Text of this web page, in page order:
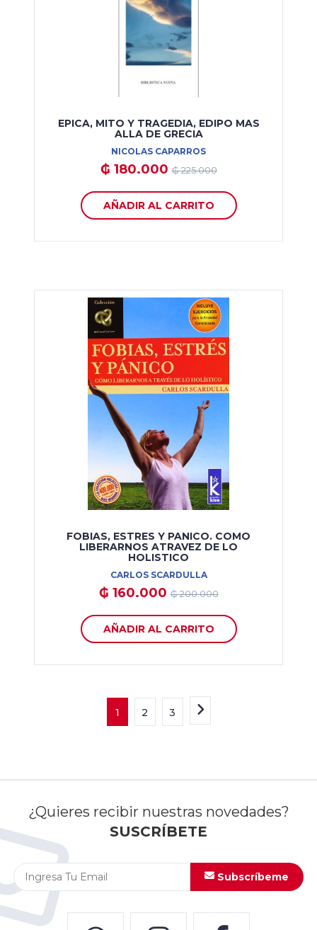
EPICA, MITO Y TRAGEDIA, EDIPO MAS
ALLA DE GRECIA
NICOLAS CAPARROS
₲ 180.000₲ 225.000
AÑADIR AL CARRITO
FOBIAS, ESTRES Y PANICO. COMO
LIBERARNOS ATRAVEZ DE LO
HOLISTICO
CARLOS SCARDULLA
₲ 160.000₲ 200.000
AÑADIR AL CARRITO
1 2 3
¿Quieres recibir nuestras novedades?
SUSCRÍBETE
Subscríbeme